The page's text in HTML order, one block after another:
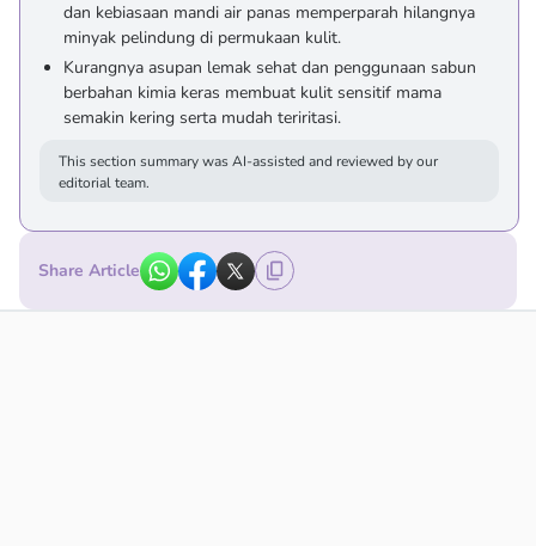
dan kebiasaan mandi air panas memperparah hilangnya
minyak pelindung di permukaan kulit.
Kurangnya asupan lemak sehat dan penggunaan sabun
berbahan kimia keras membuat kulit sensitif mama
semakin kering serta mudah teriritasi.
This section summary was AI-assisted and reviewed by our
editorial team.
Share Article